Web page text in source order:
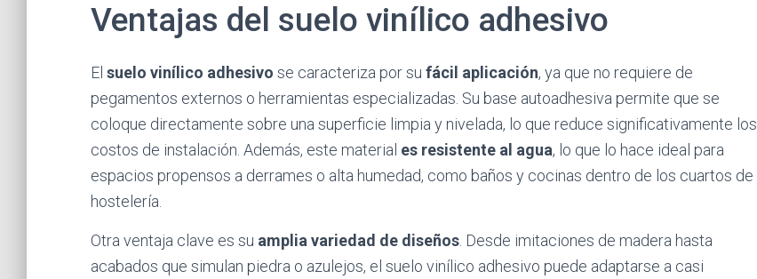
Ventajas del suelo vinílico adhesivo
El suelo vinílico adhesivo se caracteriza por su fácil aplicación, ya que no requiere de
pegamentos externos o herramientas especializadas. Su base autoadhesiva permite que se
coloque directamente sobre una superficie limpia y nivelada, lo que reduce significativamente los
costos de instalación. Además, este material es resistente al agua, lo que lo hace ideal para
espacios propensos a derrames o alta humedad, como baños y cocinas dentro de los cuartos de
hostelería.
Otra ventaja clave es su amplia variedad de diseños . Desde imitaciones de madera hasta
acabados que simulan piedra o azulejos, el suelo vinílico adhesivo puede adaptarse a casi